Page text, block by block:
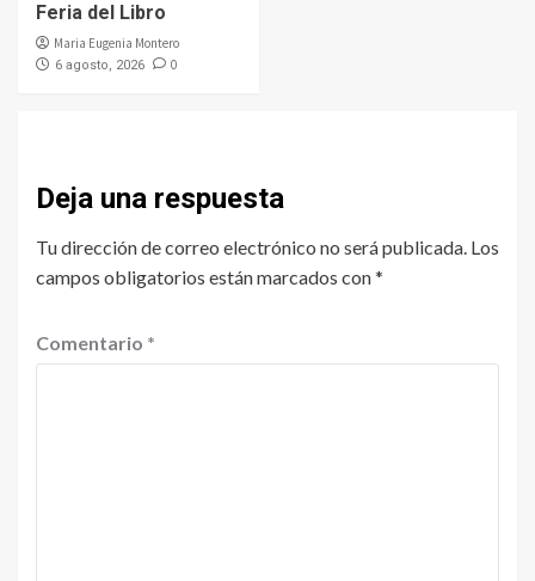
Feria del Libro
Maria Eugenia Montero
6 agosto, 2026 0
Deja una respuesta
Tu dirección de correo electrónico no será publicada. Los
campos obligatorios están marcados con*
Comentario *